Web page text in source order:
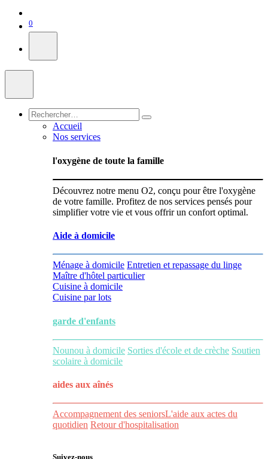
0
Accueil
Nos services
l'oxygène de toute la famille
Découvrez notre menu O2, conçu pour être l'oxygène
de votre famille. Profitez de nos services pensés pour
simplifier votre vie et vous offrir un confort optimal.
Aide à domicile
Ménage à domicile Entretien et repassage du linge
Maître d'hôtel particulier
Cuisine à domicile
Cuisine par lots
garde d'enfants
Nounou à domicile Sorties d'école et de crèche Soutien
scolaire à domicile
aides aux aînés
Accompagnement des seniorsL'aide aux actes du
quotidien Retour d'hospitalisation
Suivez-nous